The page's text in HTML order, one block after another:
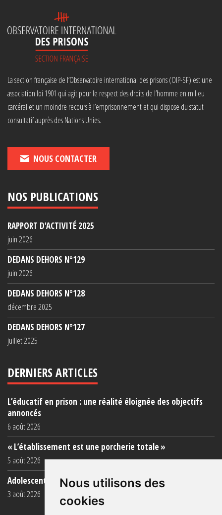
Nous utilisons des
cookies
La section française de l’Observatoire international des prisons (OIP-SF) est une
association loi 1901 qui agit pour le respect des droits de l’homme en milieu
carcéral et un moindre recours à l’emprisonnement et qui dispose du statut
consultatif auprès des Nations Unies.
NOUS CONTACTER
NOS PUBLICATIONS
RAPPORT D'ACTIVITÉ 2025
juin 2026
DEDANS DEHORS N°129
juin 2026
DEDANS DEHORS N°128
décembre 2025
DEDANS DEHORS N°127
juillet 2025
DERNIERS ARTICLES
L’éducatif en prison : une réalité éloignée des objectifs
annoncés
6 août 2026
« L’établissement est une porcherie totale »
5 août 2026
Adolescent·es incarcéré·es : une faillite collective
3 août 2026